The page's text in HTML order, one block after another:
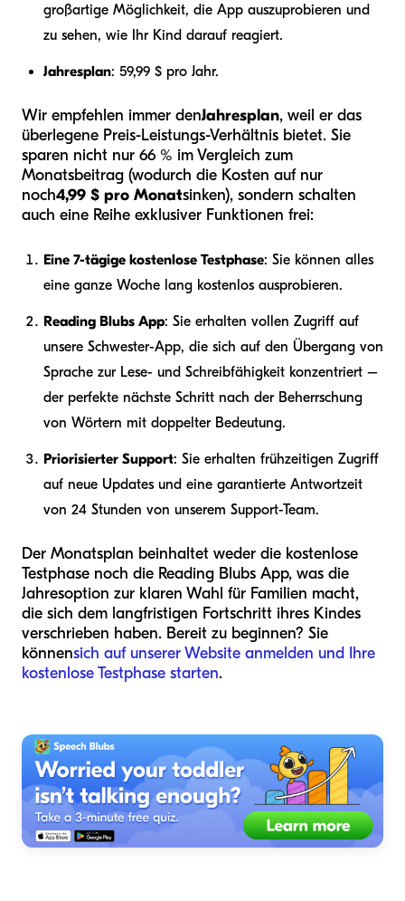
großartige Möglichkeit, die App auszuprobieren und
zu sehen, wie Ihr Kind darauf reagiert.
Jahresplan: 59,99 $ pro Jahr.
Wir empfehlen immer denJahresplan, weil er das
überlegene Preis-Leistungs-Verhältnis bietet. Sie
sparen nicht nur 66 % im Vergleich zum
Monatsbeitrag (wodurch die Kosten auf nur
noch4,99 $ pro Monatsinken), sondern schalten
auch eine Reihe exklusiver Funktionen frei:
Eine 7-tägige kostenlose Testphase: Sie können alles
eine ganze Woche lang kostenlos ausprobieren.
Reading Blubs App: Sie erhalten vollen Zugriff auf
unsere Schwester-App, die sich auf den Übergang von
Sprache zur Lese- und Schreibfähigkeit konzentriert –
der perfekte nächste Schritt nach der Beherrschung
von Wörtern mit doppelter Bedeutung.
Priorisierter Support: Sie erhalten frühzeitigen Zugriff
auf neue Updates und eine garantierte Antwortzeit
von 24 Stunden von unserem Support-Team.
Der Monatsplan beinhaltet weder die kostenlose
Testphase noch die Reading Blubs App, was die
Jahresoption zur klaren Wahl für Familien macht,
die sich dem langfristigen Fortschritt ihres Kindes
verschrieben haben. Bereit zu beginnen? Sie
könnensich auf unserer Website anmelden und Ihre
kostenlose Testphase starten.